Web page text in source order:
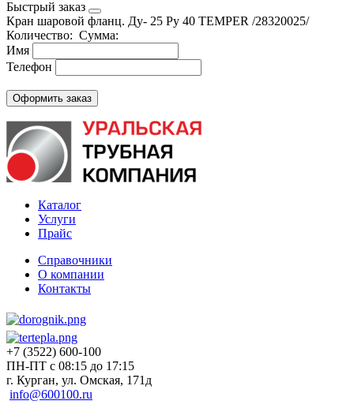
Быстрый заказ
Кран шаровой фланц. Ду- 25 Ру 40 TEMPER /28320025/
Количество: Сумма:
Имя
Телефон
Каталог
Услуги
Прайс
Справочники
О компании
Контакты
+7 (3522) 600-100
ПН-ПТ с 08:15 до 17:15
г. Курган, ул. Омская, 171д
info@600100.ru